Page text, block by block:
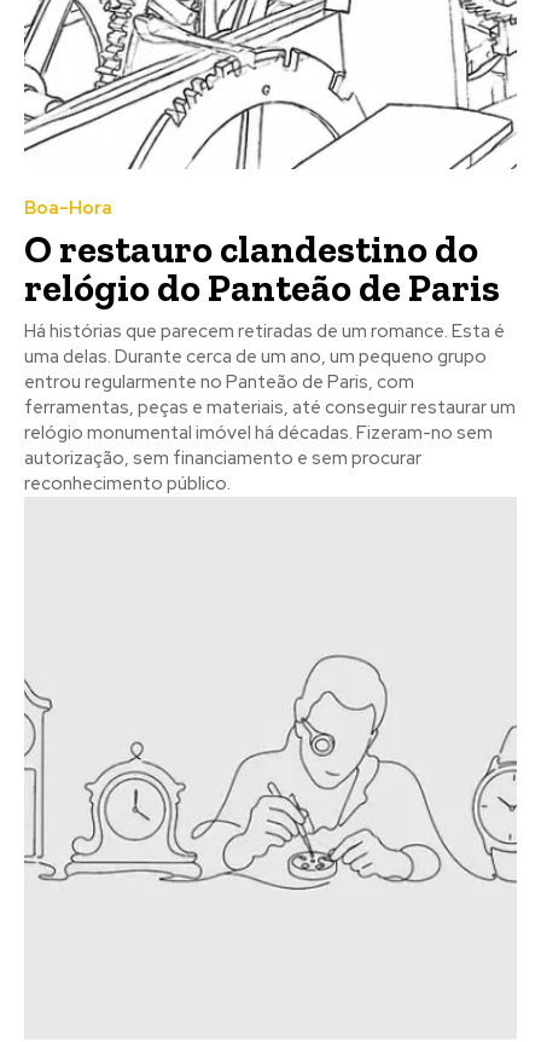
Boa-Hora
O restauro clandestino do
relógio do Panteão de Paris
Há histórias que parecem retiradas de um romance. Esta é
uma delas. Durante cerca de um ano, um pequeno grupo
entrou regularmente no Panteão de Paris, com
ferramentas, peças e materiais, até conseguir restaurar um
relógio monumental imóvel há décadas. Fizeram-no sem
autorização, sem financiamento e sem procurar
reconhecimento público.